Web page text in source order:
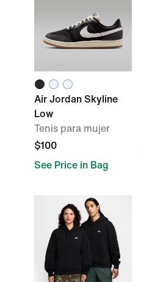
Air Jordan Skyline
Low
Tenis para mujer
$100
See Price in Bag